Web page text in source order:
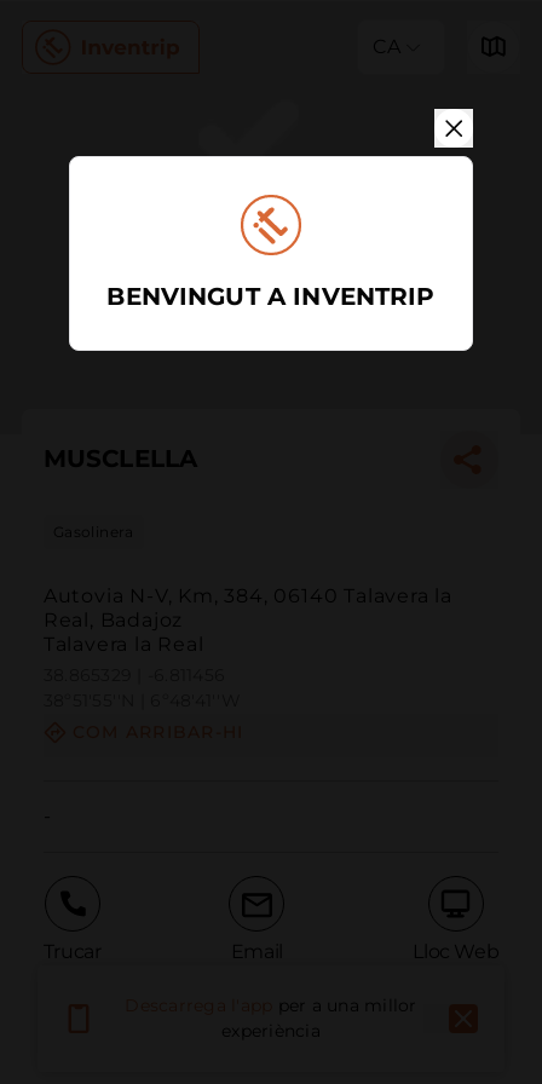
CA
MUSCLELLA
Gasolinera
Autovia N-V, Km, 384, 06140 Talavera la
Real, Badajoz
Talavera la Real
Trucar Email Lloc Web
Informar problema
per a una millor
experiència
BENVINGUT A INVENTRIP